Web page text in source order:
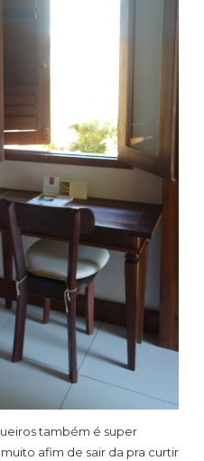
também é super
afim de sair da pra curtir